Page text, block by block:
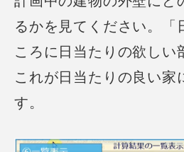
るかを見てください。「
ころに日当たりの欲しい
これが日当たりの良い家
す。